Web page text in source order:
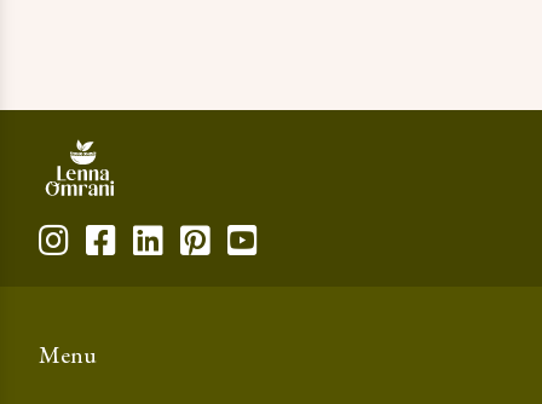
Menu